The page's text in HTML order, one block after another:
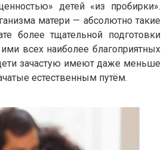
детей «из пробирки».
матери — абсолютно такие
более тщательной подготовки
всех наиболее благоприятных
зачастую имеют даже меньше
естественным путём.